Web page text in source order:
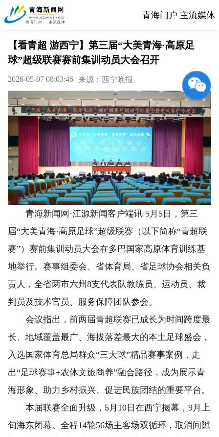
青海门户 主流媒体
【看青超 游西宁】第三届“大美青海·高原足
球”超级联赛赛前集训动员大会召开
2026-05-07 08:03:46 来源：西宁晚报
青海新闻网·江源新闻客户端讯 5月5日，第三
届“大美青海·高原足球”超级联赛（以下简称“青超联
赛”）赛前集训动员大会在多巴国家高原体育训练基
地举行。赛事组委会、省体育局、省足球协会相关负
责人，全省两市六州8支代表队教练员、运动员、裁
判员及技术官员、服务保障团队参会。
会议指出，前两届青超联赛已成长为时间跨度最
长、地域覆盖最广、海拔落差最大的本土足球盛会，
入选国家体育总局群众“三大球”精品赛事案例，走
出“足球赛事+农体文旅商养”融合路径，成为展示青
海形象、助力乡村振兴、促进民族团结的重要平台。
本届联赛全面升级，5月10日在西宁揭幕，9月上
旬海东闭幕。全程14轮56场主客场双循环，取消间隙